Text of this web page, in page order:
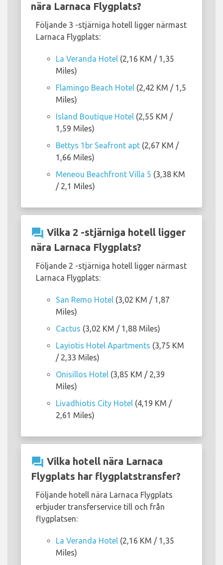
nära Larnaca Flygplats?
Följande 3 -stjärniga hotell ligger närmast
Larnaca Flygplats:
La Veranda Hotel (2,16 KM / 1,35
Miles)
Flamingo Beach Hotel (2,42 KM / 1,5
Miles)
Island Boutique Hotel (2,55 KM /
1,59 Miles)
Bettys 1br Seafront apt (2,67 KM /
1,66 Miles)
Meneou Beachfront Villa 5 (3,38 KM
/ 2,1 Miles)
question_answer Vilka 2 -stjärniga hotell ligger
nära Larnaca Flygplats?
Följande 2 -stjärniga hotell ligger närmast
Larnaca Flygplats:
San Remo Hotel (3,02 KM / 1,87
Miles)
Cactus (3,02 KM / 1,88 Miles)
Layiotis Hotel Apartments (3,75 KM
/ 2,33 Miles)
Onisillos Hotel (3,85 KM / 2,39
Miles)
Livadhiotis City Hotel (4,19 KM /
2,61 Miles)
question_answer Vilka hotell nära Larnaca
Flygplats har flygplatstransfer?
Följande hotell nära Larnaca Flygplats
erbjuder transferservice till och från
flygplatsen:
La Veranda Hotel (2,16 KM / 1,35
Miles)